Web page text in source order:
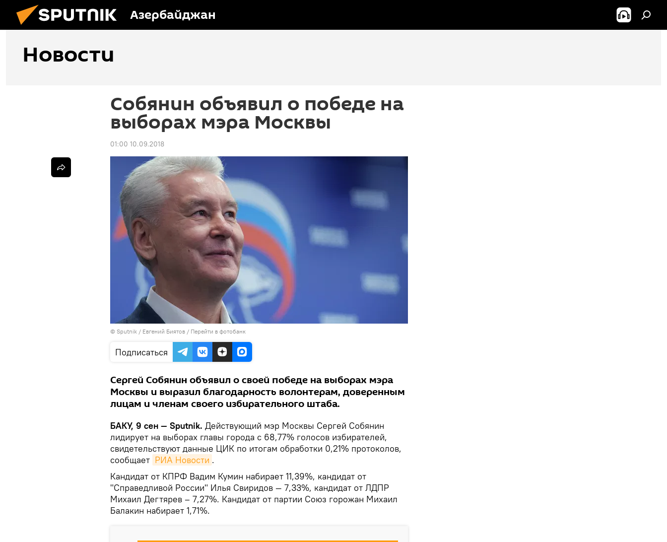
Азербайджан
Новости
Собянин объявил о победе на
выборах мэра Москвы
01:00 10.09.2018
© Sputnik / Евгений Биятов / Перейти в фотобанк
Подписаться
Сергей Собянин объявил о своей победе на выборах мэра
Москвы и выразил благодарность волонтерам, доверенным
лицам и членам своего избирательного штаба.
БАКУ, 9 сен — Sputnik. Действующий мэр Москвы Сергей Собянин
лидирует на выборах главы города с 68,77% голосов избирателей,
свидетельствуют данные ЦИК по итогам обработки 0,21% протоколов,
сообщает РИА Новости .
Кандидат от КПРФ Вадим Кумин набирает 11,39%, кандидат от
"Справедливой России" Илья Свиридов — 7,33%, кандидат от ЛДПР
Михаил Дегтярев – 7,27%. Кандидат от партии Союз горожан Михаил
Балакин набирает 1,71%.